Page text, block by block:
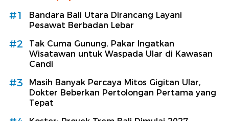
#1
Bandara Bali Utara Dirancang Layani
Pesawat Berbadan Lebar
#2
Tak Cuma Gunung, Pakar Ingatkan
Wisatawan untuk Waspada Ular di Kawasan
Candi
#3
Masih Banyak Percaya Mitos Gigitan Ular,
Dokter Beberkan Pertolongan Pertama yang
Tepat